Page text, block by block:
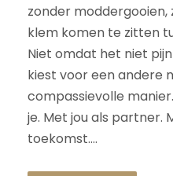
zonder
klem komen te zitten
Niet omdat het niet
kiest voor een andere
compassievolle
je. Met jou als partner.
toekomst....